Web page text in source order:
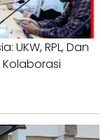
UKW, RPL, Dan